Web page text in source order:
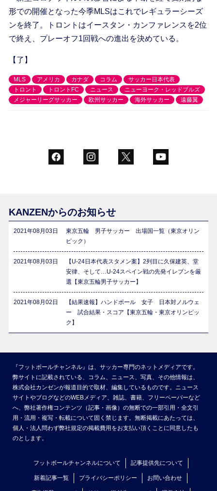
形での開催となった今季MLSはこれでレギュラーシーズ
ンを終了。トロントはイースタン・カンファレンスを2位
で終え、プレーオフ1回戦への進出を決めている。
【了】
MLS アメリカ カナダ コラム
サッカー日本代表
トロント
トロントFC ニュース
ニューヨーク・レッドブルズ
メジャーリーグサッカー
欧州サッカー 海外サッカー 遠藤翼
KANZENからのお知らせ
2021年08月03日
東京五輪 男子サッカー 出場国一覧（東京オリン
ピック）
2021年08月03日
【U-24日本代表スタメン案】2列目に久保建英、堂
安律、そして…U-24スペイン戦の先発イレブンを厳
選【東京五輪男子サッカー】
2021年08月02日
【結果速報】ハンドボール 女子 日本対ノルウェ
ー 試合結果・スコア【東京五輪・東京オリンピッ
ク】
『フットボールチャンネル』は、サッカー専門のネットメディアです。
弊サイトに記載されている、コラム、ニュース、写真、その他情報は、
株式会社カンゼンが報道目的で取材、編集しているものです。ニュース
サイトやブログなどのWEBメディア、雑誌、書籍、フリーペーパーなど
へ、弊社著作権コンテンツ（記事・画像）の無断での一部引用・全文引
用・流用・複写・転載について固く禁じます。無断掲載にあたっては、
個人・法人問わず弊社規定の掲載費用をお支払い頂くことに同意したも
のとします。
フットボールチャンネルについて 記事提供先について
新着記事一覧 プライバシーポリシー お問い合わせ